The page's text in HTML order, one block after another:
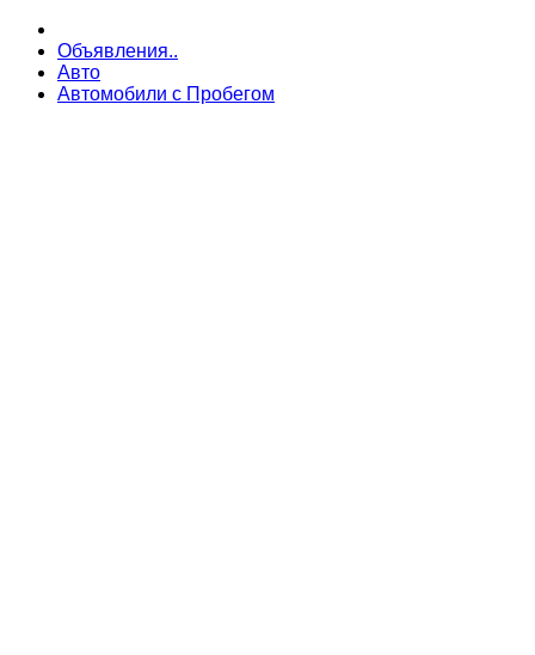
Объявления..
Авто
Автомобили с Пробегом